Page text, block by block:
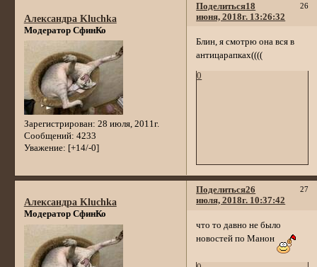
Поделиться 26
18
июня, 2018г. 13:26:32
Александра Kluchka
Модератор СфинКо
Зарегистрирован: 28 июля, 2011г.
Сообщений: 4233
Уважение: [+14/-0]
Блин, я смотрю она вся в
антицарапках((((
0
Поделиться 27
26
июля, 2018г. 10:37:42
Александра Kluchka
Модератор СфинКо
что то давно не было
новостей по Манон